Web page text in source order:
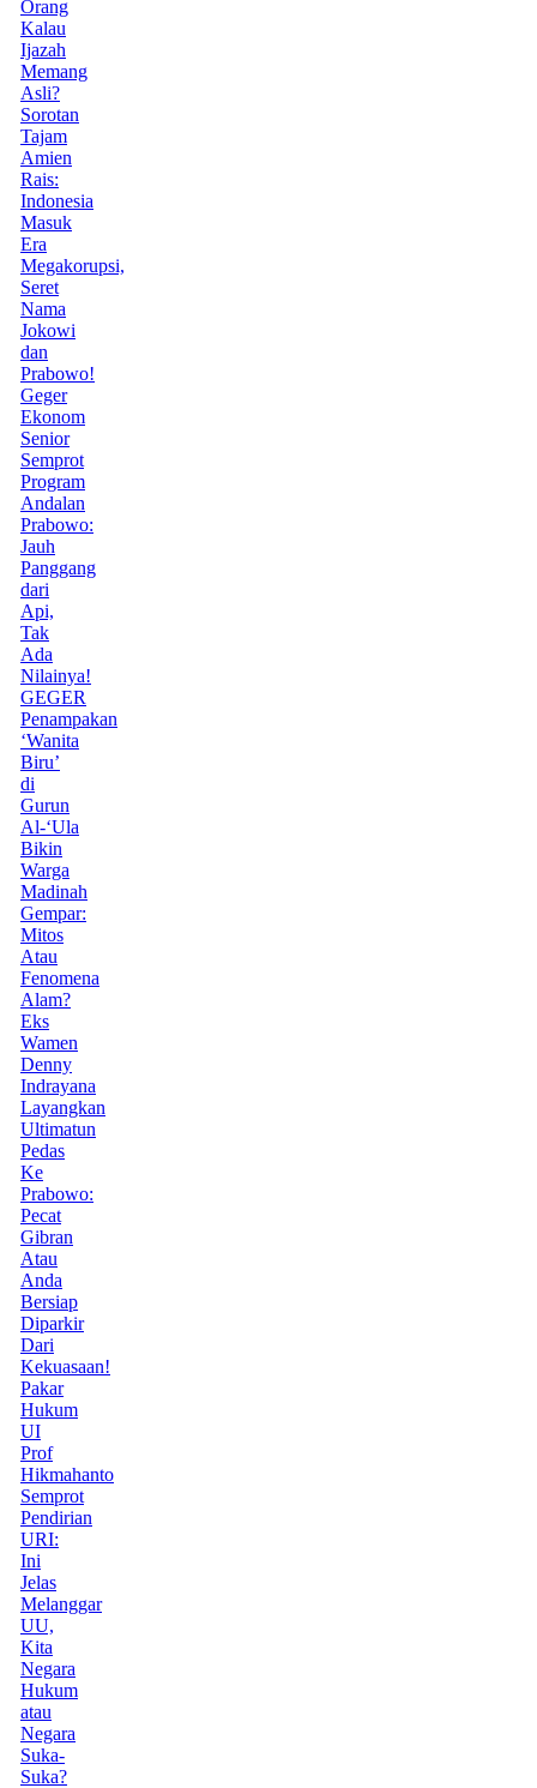
Orang
Kalau
Ijazah
Memang
Asli?
Sorotan
Tajam
Amien
Rais:
Indonesia
Masuk
Era
Megakorupsi,
Seret
Nama
Jokowi
dan
Prabowo!
Geger
Ekonom
Senior
Semprot
Program
Andalan
Prabowo:
Jauh
Panggang
dari
Api,
Tak
Ada
Nilainya!
GEGER
Penampakan
‘Wanita
Biru’
di
Gurun
Al-‘Ula
Bikin
Warga
Madinah
Gempar:
Mitos
Atau
Fenomena
Alam?
Eks
Wamen
Denny
Indrayana
Layangkan
Ultimatun
Pedas
Ke
Prabowo:
Pecat
Gibran
Atau
Anda
Bersiap
Diparkir
Dari
Kekuasaan!
Pakar
Hukum
UI
Prof
Hikmahanto
Semprot
Pendirian
URI:
Ini
Jelas
Melanggar
UU,
Kita
Negara
Hukum
atau
Negara
Suka-
Suka?